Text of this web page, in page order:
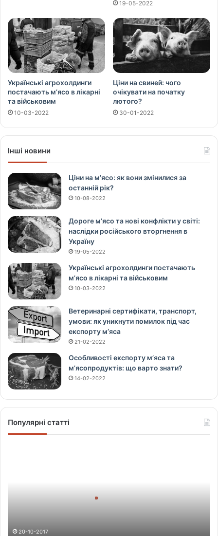
19-05-2022
Українські агрохолдинги
постачають м’ясо в лікарні
та військовим
10-03-2022
Ціни на свиней: чого
очікувати на початку
лютого?
30-01-2022
Інші новини
Ціни на м’ясо: як вони змінилися за
останній рік?
10-08-2022
Дороге м’ясо та нові конфлікти у світі:
наслідки російського вторгнення в
Україну
19-05-2022
Українські агрохолдинги постачають
м’ясо в лікарні та військовим
10-03-2022
Ветеринарні сертифікати, транспорт,
умови: як уникнути помилок під час
експорту м’яса
21-02-2022
Особливості експорту м’яса та
м’ясопродуктів: що варто знати?
14-02-2022
Популярні статті
20-10-2017